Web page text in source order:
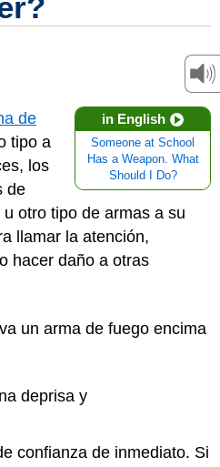
in English
Someone at School
Has a Weapon. What
Should I Do?
de
tipo a
los
de
otro tipo de armas a su
llamar la atención,
hacer daño a otras
un arma de fuego encima
deprisa y
confianza de inmediato. Si